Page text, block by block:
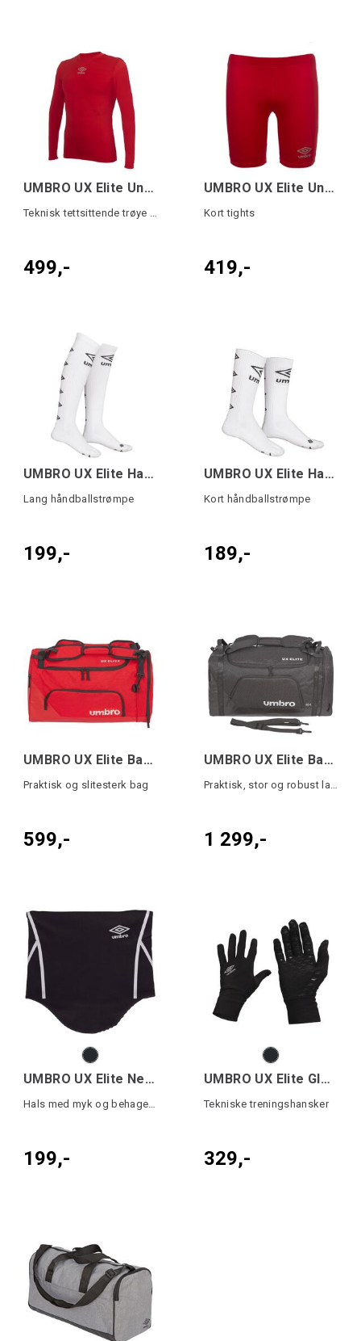
UMBRO UX Elite Underw Top Rød XS/S
Teknisk tettsittende trøye med lang arm
499,-
UMBRO UX Elite Underw Tight Rød M/L
Kort tights
419,-
UMBRO UX Elite Handb. Sock L Hvit 35-39
Lang håndballstrømpe
199,-
UMBRO UX Elite Handb. Sock S Hvit 45-48
Kort håndballstrømpe
189,-
UMBRO UX Elite Bag 40L Rød S
Praktisk og slitesterk bag
599,-
UMBRO UX Elite Bag 90L Sort L
Praktisk, stor og robust lagbag.
1 299,-
UMBRO UX Elite Neckwarmer
Hals med myk og behagelig innside
199,-
UMBRO UX Elite Gloves
Tekniske treningshansker
329,-